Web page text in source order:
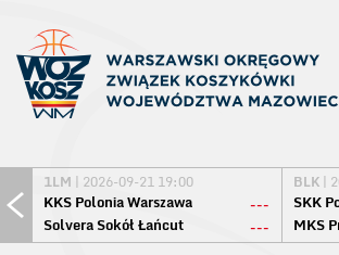
1LM | 2026-09-21 19:00
KKS Polonia Warszawa
---
Solvera Sokół Łańcut
---
BLK |
SKK
MKS